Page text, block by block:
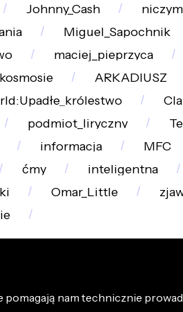
Johnny_Cash niczym
Miguel_Sapochnik
maciej_pieprzyca
ARKADIUSZ
podmiot_liryczny
informacja MFC
ćmy inteligentna
Omar_Little
pomagają nam technicznie